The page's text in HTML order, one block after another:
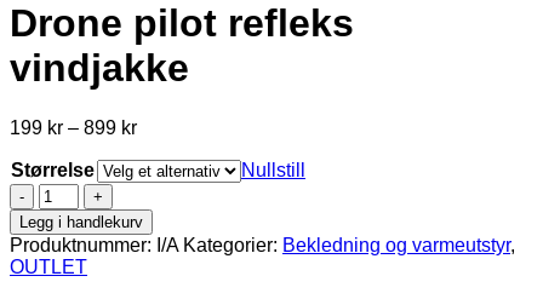
Drone pilot refleks
vindjakke
199 kr – 899 krPrisområde:
til
Størrelse
Nullstill
Drone
pilot
refleks
vindjakke
antall
Legg i handlekurv
Produktnummer: I/A Kategorier: Bekledning og varmeutstyr,
OUTLET